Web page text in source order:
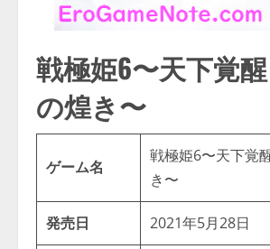
戦極姫6〜天下覚
の煌き〜
ゲーム名
戦極姫6〜天下覚
き〜
発売日 2021年5月28日